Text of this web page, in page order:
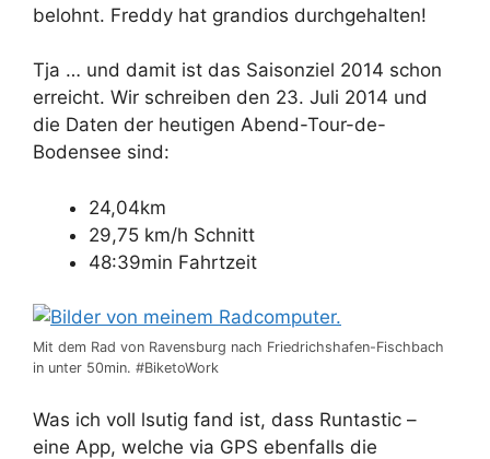
belohnt. Freddy hat grandios durchgehalten!
Tja … und damit ist das Saisonziel 2014 schon
erreicht. Wir schreiben den 23. Juli 2014 und
die Daten der heutigen Abend-Tour-de-
Bodensee sind:
24,04km
29,75 km/h Schnitt
48:39min Fahrtzeit
Mit dem Rad von Ravensburg nach Friedrichshafen-Fischbach
in unter 50min. #BiketoWork
Was ich voll lsutig fand ist, dass Runtastic –
eine App, welche via GPS ebenfalls die